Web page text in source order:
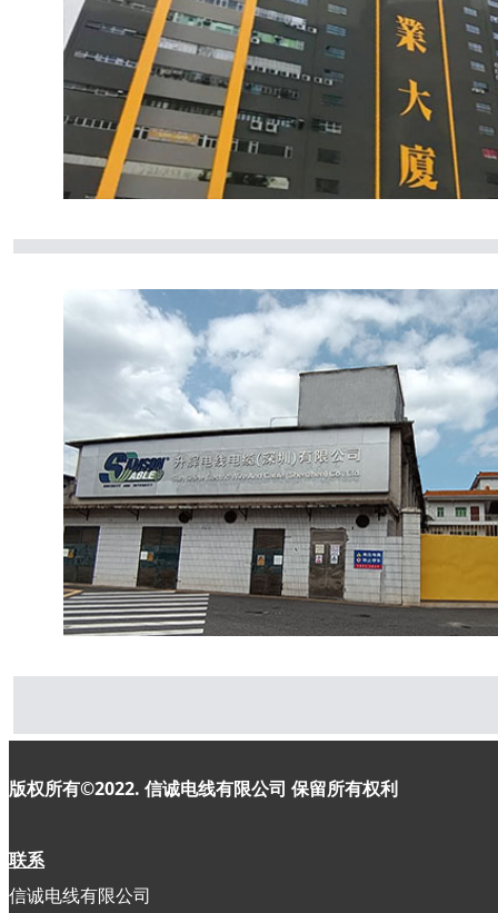
版权所有©2022. 信诚电线有限公司 保留所有权利
联系
信诚电线有限公司